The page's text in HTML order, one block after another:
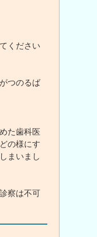
ください
つのるば
た歯科医
の様にす
まいまし
察は不可